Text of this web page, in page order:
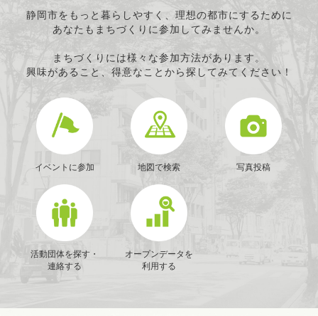
静岡市をもっと暮らしやすく、理想の都市にするために
あなたもまちづくりに参加してみませんか。
まちづくりには様々な参加方法があります。
興味があること、得意なことから探してみてください！
イベントに参加 地図で検索 写真投稿
活動団体を探す・
連絡する
オープンデータを
利用する